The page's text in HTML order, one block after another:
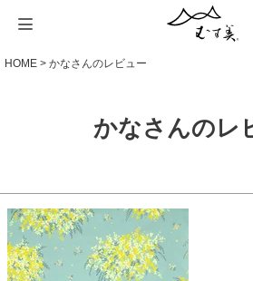
HOME かなさんのレビュー
かなさんのレ
サイズから選ぶ
Mサイズ(約68～70cm)
Lサイズ(約90～120cm)
ギフトシーンから選ぶ
ギフトシーン一覧
婚礼・引出物
卒入学・就職祝い
シーンから選ぶ
お買い物
旅行
素材から選ぶ
ポリエステル
リネン
シリーズ名から選ぶ
全てのシリーズ
ミナ ペルホネン
ひめむすび(Adeline Klam)
ふくさ・念珠入れ
ふろしき書籍
名入れ・ラッピング
名入れ・記念品
紙箱・木箱
発送・お問い合わせ
送料・お支払い方法
よくあるご質問
お問い合わせ
包み方・お手入れ
洗濯・お手入れ
ワークショップ案内
ブログ・特集
読みもの(ブログ)
キャンペーン情報
読みもの(ブログ)
読みもの一覧
ストール巻き方
洋服カバー
特集
ECOバッグ 70cm
OUTDOOR
むす美とは